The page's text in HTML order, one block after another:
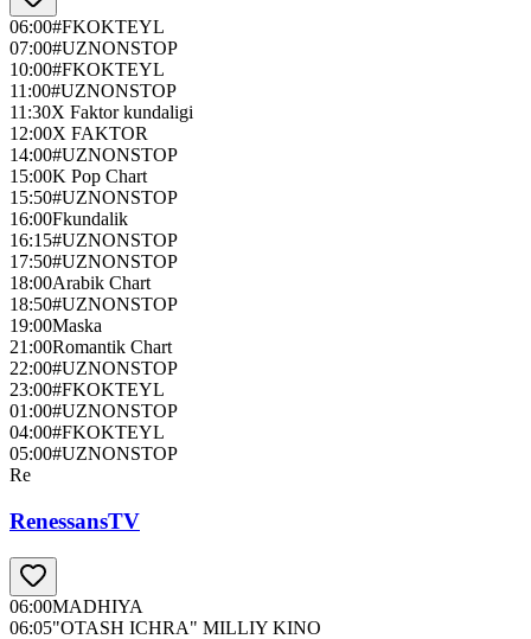
06:00#FKOKTEYL
07:00#UZNONSTOP
10:00#FKOKTEYL
11:00#UZNONSTOP
11:30X Faktor kundaligi
12:00X FAKTOR
14:00#UZNONSTOP
15:00K Pop Chart
15:50#UZNONSTOP
16:00Fkundalik
16:15#UZNONSTOP
17:50#UZNONSTOP
18:00Arabik Chart
18:50#UZNONSTOP
19:00Maska
21:00Romantik Chart
22:00#UZNONSTOP
23:00#FKOKTEYL
01:00#UZNONSTOP
04:00#FKOKTEYL
05:00#UZNONSTOP
Re
RenessansTV
06:00MADHIYA
06:05"OTASH ICHRA" MILLIY KINO